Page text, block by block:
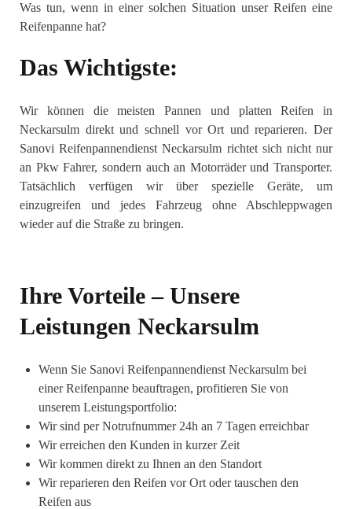
Was tun, wenn in einer solchen Situation unser Reifen eine
Reifenpanne hat?
Das Wichtigste:
Wir können die meisten Pannen und platten Reifen in
Neckarsulm direkt und schnell vor Ort und reparieren. Der
Sanovi Reifenpannendienst Neckarsulm richtet sich nicht nur
an Pkw Fahrer, sondern auch an Motorräder und Transporter.
Tatsächlich verfügen wir über spezielle Geräte, um
einzugreifen und jedes Fahrzeug ohne Abschleppwagen
wieder auf die Straße zu bringen.
Ihre Vorteile – Unsere
Leistungen Neckarsulm
Wenn Sie Sanovi Reifenpannendienst Neckarsulm bei
einer Reifenpanne beauftragen, profitieren Sie von
unserem Leistungsportfolio:
Wir sind per Notrufnummer 24h an 7 Tagen erreichbar
Wir erreichen den Kunden in kurzer Zeit
Wir kommen direkt zu Ihnen an den Standort
Wir reparieren den Reifen vor Ort oder tauschen den
Reifen aus